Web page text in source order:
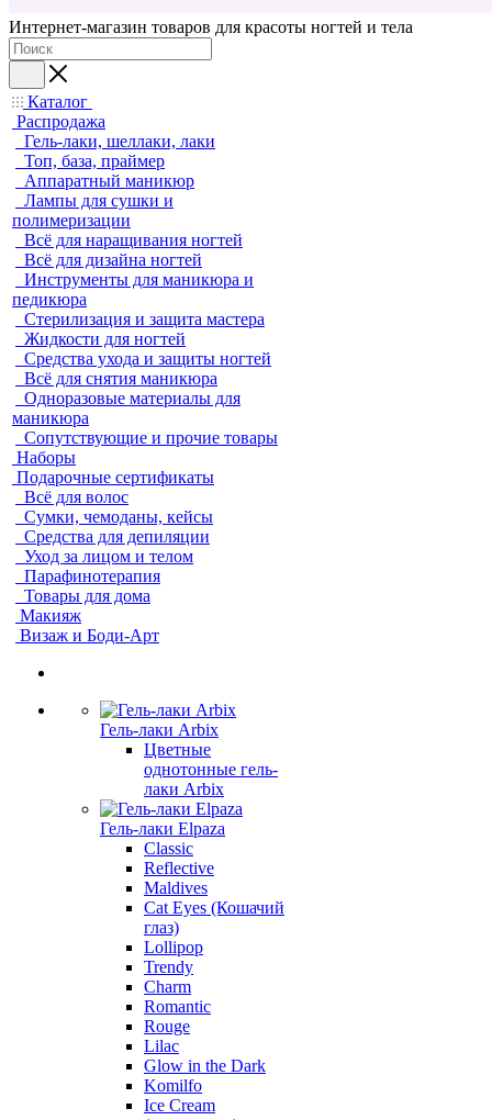
Интернет-магазин товаров для красоты ногтей и тела
Каталог
Распродажа
Гель-лаки, шеллаки, лаки
Топ, база, праймер
Аппаратный маникюр
Лампы для сушки и
полимеризации
Всё для наращивания ногтей
Всё для дизайна ногтей
Инструменты для маникюра и
педикюра
Стерилизация и защита мастера
Жидкости для ногтей
Средства ухода и защиты ногтей
Всё для снятия маникюра
Одноразовые материалы для
маникюра
Сопутствующие и прочие товары
Наборы
Подарочные сертификаты
Всё для волос
Сумки, чемоданы, кейсы
Средства для депиляции
Уход за лицом и телом
Парафинотерапия
Товары для дома
Макияж
Визаж и Боди-Арт
Гель-лаки Arbix
Цветные
однотонные гель-
лаки Arbix
Гель-лаки Elpaza
Classic
Reflective
Maldives
Cat Eyes (Кошачий
глаз)
Lollipop
Trendy
Charm
Romantic
Rouge
Lilac
Glow in the Dark
Komilfo
Ice Cream